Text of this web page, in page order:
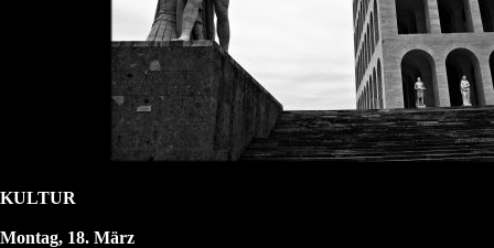
KULTUR
Montag, 18. März